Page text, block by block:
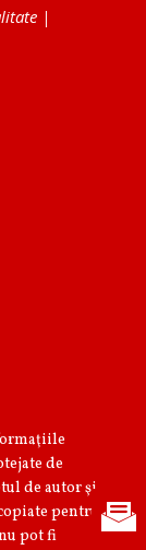
|
de
de autor şi
pentru
pot fi